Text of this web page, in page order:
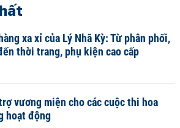
xa xỉ của Lý Nhã Kỳ: Từ phân phối,
thời trang, phụ kiện cao cấp
vương miện cho các cuộc thi hoa
hoạt động